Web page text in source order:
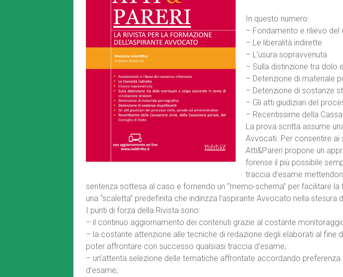
In questo numero:
– Fondamento e rilievo
– Le liberalità indirette
– L’usura sopravvenuta
– Sulla distinzione tra dolo
– Detenzione di materiale
– Detenzione di sostanze
– Gli atti giudiziari del
– Recentissime della
La prova scritta assume
Avvocati. Per consentire ai
Atti&Pareri propone un
forense il più possibile
traccia d’esame
sentenza sottesa al caso e fornendo un “memo-schema” per facilitare
una “scaletta” predefinita che indirizza l’aspirante Avvocato nella
I punti di forza della Rivista sono:
– il continuo aggiornamento dei contenuti grazie al costante
– la costante attenzione alle tecniche di redazione degli elaborati al fine
poter affrontare con successo qualsiasi traccia d’esame;
– un’attenta selezione delle tematiche affrontate accordando
d’esame;